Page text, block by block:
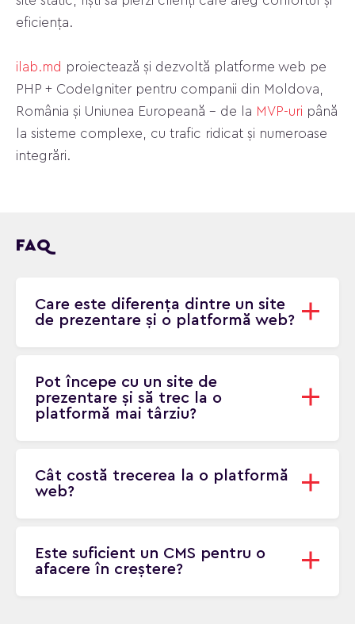
eficiența.
ilab.md proiectează și dezvoltă platforme web pe
PHP + CodeIgniter pentru companii din Moldova,
România și Uniunea Europeană – de la MVP-uri până
la sisteme complexe, cu trafic ridicat și numeroase
integrări.
FAQ
Care este diferența dintre un site
de prezentare și o platformă web?
procese, utilizatori, logică de business și
integrări între sisteme.
Pot începe cu un site de
prezentare și să trec la o
platformă mai târziu?
proiectezi arhitectura pentru extindere încă
de la început.
Cât costă trecerea la o platformă
web?
de la aproximativ 10.000 de euro.
Este suficient un CMS pentru o
afacere în creștere?